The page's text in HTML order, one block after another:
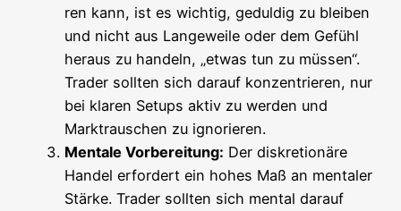
ren kann, ist es wich­tig, gedul­dig zu blei­ben
und nicht aus Lan­ge­wei­le oder dem Gefühl
her­aus zu han­deln, „etwas tun zu müs­sen“.
Trader soll­ten sich dar­auf kon­zen­trie­ren, nur
bei kla­ren Set­ups aktiv zu wer­den und
Markt­rau­schen zu ignorieren.
Men­ta­le Vor­be­rei­tung: Der dis­kre­tio­nä­re
Han­del erfor­dert ein hohes Maß an men­ta­ler
Stär­ke. Trader soll­ten sich men­tal dar­auf